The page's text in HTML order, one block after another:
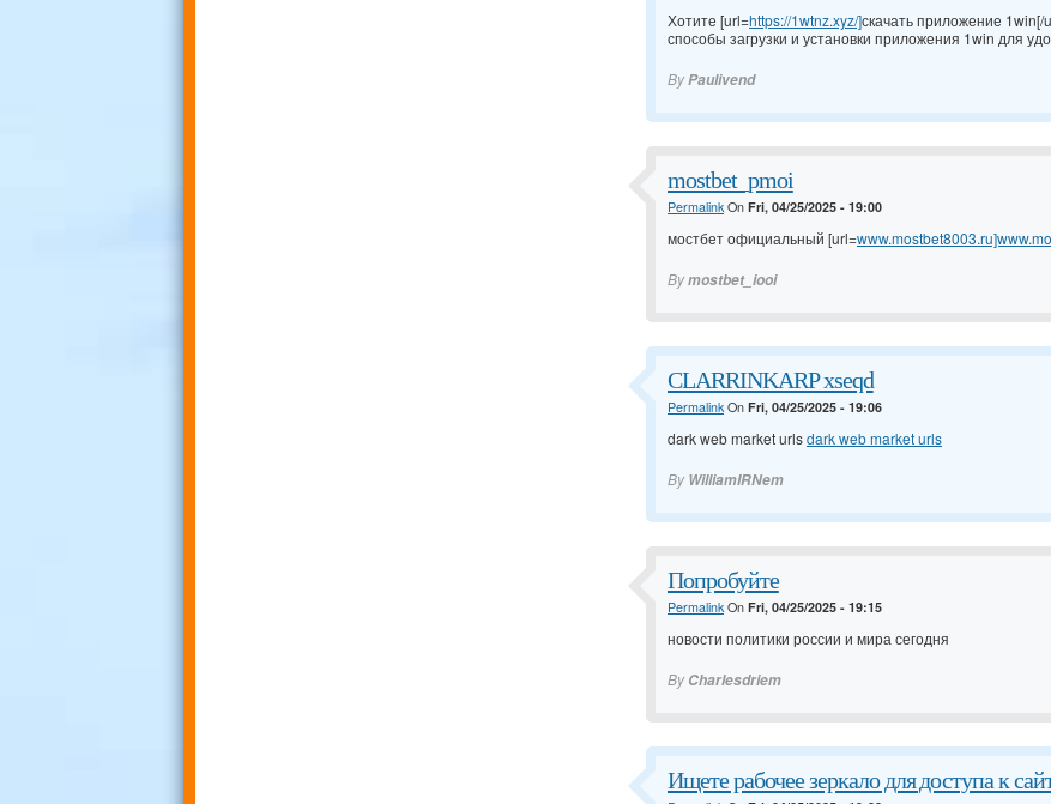
Хотите [url=https://1wtnz.xyz/]скачать приложение 1win[/
способы загрузки и установки приложения 1win для
ByPaulivend
mostbet_pmoi
PermalinkOn Fri, 04/25/2025 - 19:00
мостбет официальный [url=
Bymostbet_iooi
CLARRINKARP xseqd
PermalinkOn Fri, 04/25/2025 - 19:06
dark web market urlsdark web market urls
By WilliamIRNem
Попробуйте
PermalinkOn Fri, 04/25/2025 - 19:15
новости политики россии и мира сегодня
By Charlesdriem
Ищете рабочее зеркало для доступа к